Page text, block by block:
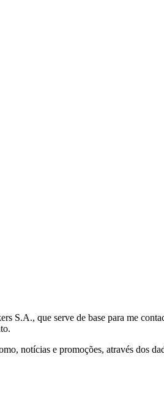
que serve de base para me
notícias e promoções, através dos